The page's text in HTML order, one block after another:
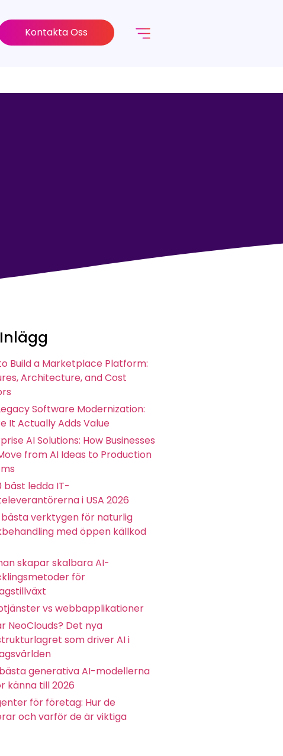
Kontakta Oss
Build a Marketplace Platform:
Architecture, and Cost
Software Modernization:
It Actually Adds Value
AI Solutions: How Businesses
from AI Ideas to Production
bäst ledda IT-
i USA 2026
bästa verktygen för naturlig
med öppen källkod
skapar skalbara AI-
för
vs webbapplikationer
NeoClouds? Det nya
som driver AI i
generativa AI-modellerna
känna till 2026
för företag: Hur de
och varför de är viktiga